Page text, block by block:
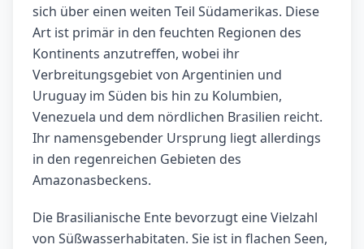
sich über einen weiten Teil Südamerikas. Diese
Art ist primär in den feuchten Regionen des
Kontinents anzutreffen, wobei ihr
Verbreitungsgebiet von Argentinien und
Uruguay im Süden bis hin zu Kolumbien,
Venezuela und dem nördlichen Brasilien reicht.
Ihr namensgebender Ursprung liegt allerdings
in den regenreichen Gebieten des
Amazonasbeckens.
Die Brasilianische Ente bevorzugt eine Vielzahl
von Süßwasserhabitaten. Sie ist in flachen Seen,